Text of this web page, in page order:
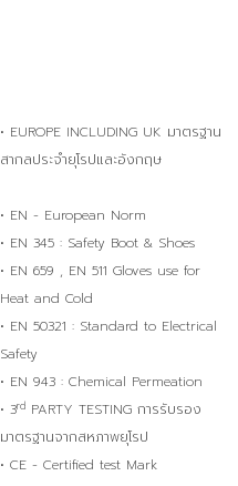
• EUROPE INCLUDING UK มาตรฐาน
สากลประจำยุโรปและอังกฤษ
• EN - European Norm
• EN 345 : Safety Boot & Shoes
• EN 659 , EN 511 Gloves use for
Heat and Cold
• EN 50321 : Standard to Electrical
Safety
• EN 943 : Chemical Permeation
• 3rd PARTY TESTING การรับรอง
มาตรฐานจากสหภาพยุโรป
• CE - Certified test Mark